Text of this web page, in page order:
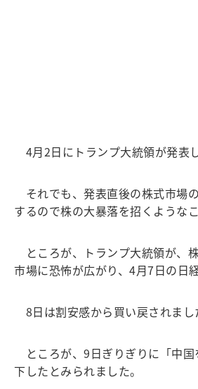
4月2日にトランプ大統領が発表
それでも、発表直後の株式市場
するので株の大暴落を招くような
ところが、トランプ大統領が、
市場に恐怖が広がり、4月7日の日
8日は割安感から買い戻されまし
ところが、9日ぎりぎりに「中
下したとみられました。